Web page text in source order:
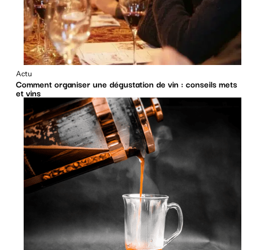
Actu
Comment organiser une dégustation de vin : conseils mets
et vins